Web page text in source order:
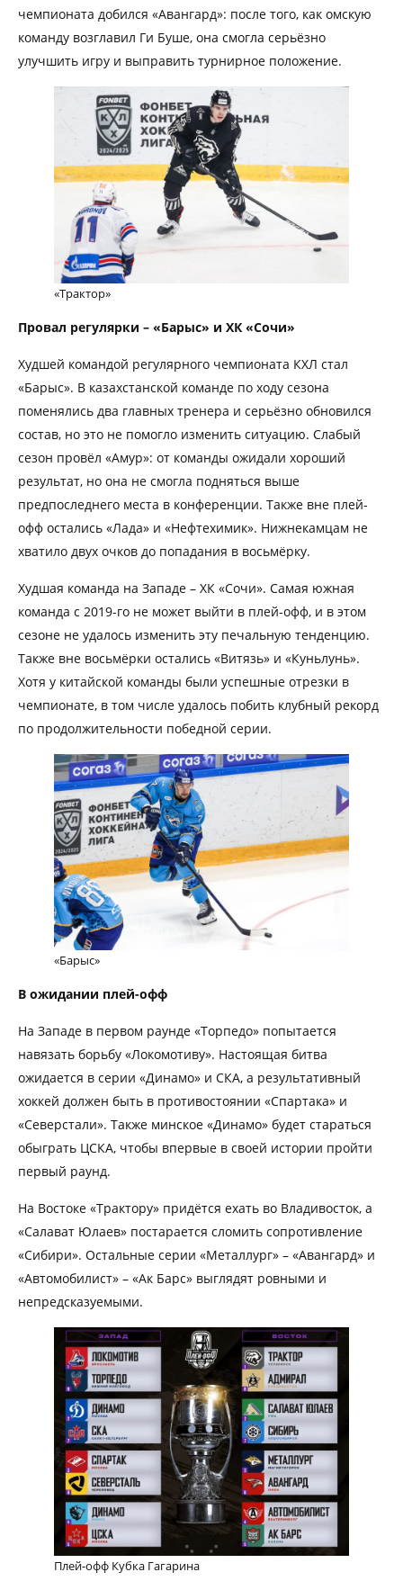
чемпионата добился «Авангард»: после того, как омскую
команду возглавил Ги Буше, она смогла серьёзно
улучшить игру и выправить турнирное положение.
«Трактор»
Провал регулярки – «Барыс» и ХК «Сочи»
Худшей командой регулярного чемпионата КХЛ стал
«Барыс». В казахстанской команде по ходу сезона
поменялись два главных тренера и серьёзно обновился
состав, но это не помогло изменить ситуацию. Слабый
сезон провёл «Амур»: от команды ожидали хороший
результат, но она не смогла подняться выше
предпоследнего места в конференции. Также вне плей-
офф остались «Лада» и «Нефтехимик». Нижнекамцам не
хватило двух очков до попадания в восьмёрку.
Худшая команда на Западе – ХК «Сочи». Самая южная
команда с 2019-го не может выйти в плей-офф, и в этом
сезоне не удалось изменить эту печальную тенденцию.
Также вне восьмёрки остались «Витязь» и «Куньлунь».
Хотя у китайской команды были успешные отрезки в
чемпионате, в том числе удалось побить клубный рекорд
по продолжительности победной серии.
«Барыс»
В ожидании плей-офф
На Западе в первом раунде «Торпедо» попытается
навязать борьбу «Локомотиву». Настоящая битва
ожидается в серии «Динамо» и СКА, а результативный
хоккей должен быть в противостоянии «Спартака» и
«Северстали». Также минское «Динамо» будет стараться
обыграть ЦСКА, чтобы впервые в своей истории пройти
первый раунд.
На Востоке «Трактору» придётся ехать во Владивосток, а
«Салават Юлаев» постарается сломить сопротивление
«Сибири». Остальные серии «Металлург» – «Авангард» и
«Автомобилист» – «Ак Барс» выглядят ровными и
непредсказуемыми.
Плей-офф Кубка Гагарина